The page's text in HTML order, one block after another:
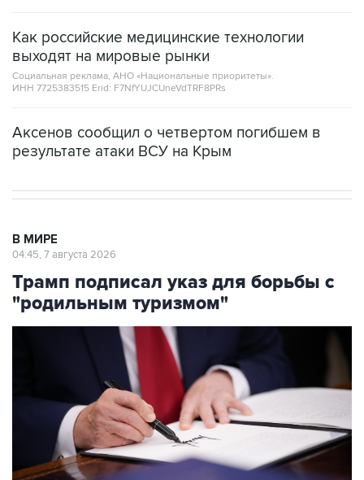
Как российские медицинские технологии
выходят на мировые рынки
Социальная реклама, АНО «Национальные приоритеты».
ИНН 7725383515 Erid: F7NfYUJCUneVdTRF8PRs
Аксенов сообщил о четвертом погибшем в
результате атаки ВСУ на Крым
В МИРЕ
04:45, 7 августа 2026
Трамп подписал указ для борьбы с
"родильным туризмом"